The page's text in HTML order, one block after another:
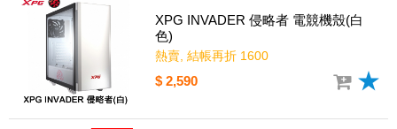
XPG INVADER 侵略者 電競機殼(白
色)
熱賣, 結帳再折 1600
$ 2,590